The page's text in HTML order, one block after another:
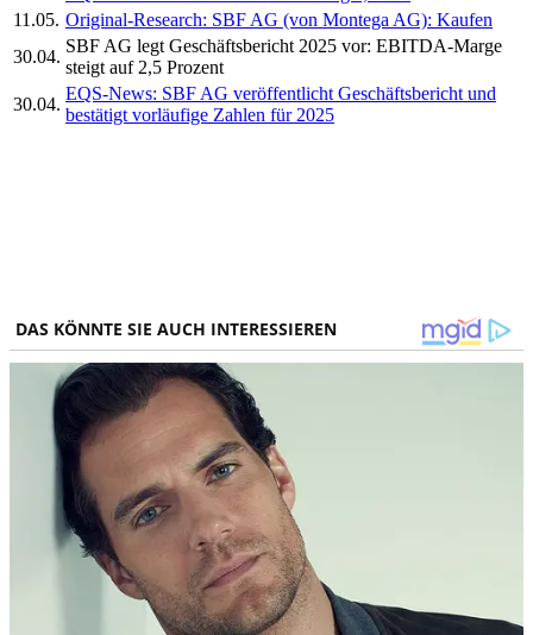
11.05. Original-Research: SBF AG (von Montega AG): Kaufen
30.04.
SBF AG legt Geschäftsbericht 2025 vor: EBITDA-Marge
steigt auf 2,5 Prozent
30.04.
EQS-News: SBF AG veröffentlicht Geschäftsbericht und
bestätigt vorläufige Zahlen für 2025